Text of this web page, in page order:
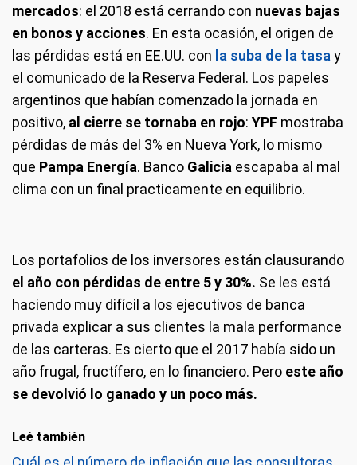
mercados: el 2018 está cerrando con nuevas bajas
en bonos y acciones. En esta ocasión, el origen de
las pérdidas está en EE.UU. con la suba de la tasa y
el comunicado de la Reserva Federal. Los papeles
argentinos que habían comenzado la jornada en
positivo, al cierre se tornaba en rojo: YPF mostraba
pérdidas de más del 3% en Nueva York, lo mismo
que Pampa Energía. Banco Galicia escapaba al mal
clima con un final practicamente en equilibrio.
Los portafolios de los inversores están clausurando
el año con pérdidas de entre 5 y 30%. Se les está
haciendo muy difícil a los ejecutivos de banca
privada explicar a sus clientes la mala performance
de las carteras. Es cierto que el 2017 había sido un
año frugal, fructífero, en lo financiero. Pero este año
se devolvió lo ganado y un poco más.
Leé también